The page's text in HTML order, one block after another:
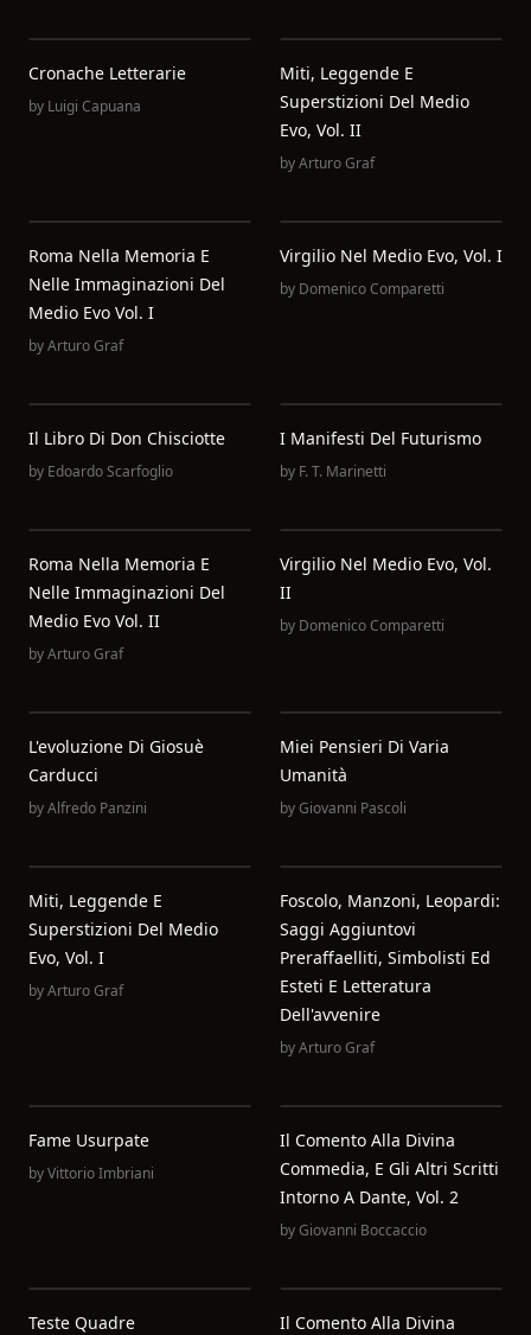
Cronache Letterarie
by Luigi Capuana
Miti, Leggende E
Superstizioni Del Medio
Evo, Vol. II
byArturo Graf
Roma Nella Memoria E
Nelle Immaginazioni Del
Medio Evo Vol. I
byArturo Graf
Virgilio Nel Medio Evo, Vol. I
by Domenico Comparetti
Il Libro Di Don Chisciotte
by Edoardo Scarfoglio
I Manifesti Del Futurismo
by F. T. Marinetti
Roma Nella Memoria E
Nelle Immaginazioni Del
Medio Evo Vol. II
byArturo Graf
Virgilio Nel Medio Evo, Vol.
II
by Domenico Comparetti
L'evoluzione Di Giosuè
Carducci
byAlfredo Panzini
Miei Pensieri Di Varia
Umanità
byGiovanni Pascoli
Miti, Leggende E
Superstizioni Del Medio
Evo, Vol. I
byArturo Graf
Foscolo, Manzoni, Leopardi:
Saggi Aggiuntovi
Preraffaelliti, Simbolisti Ed
Esteti E Letteratura
Dell'avvenire
byArturo Graf
Fame Usurpate
byVittorio Imbriani
Il Comento Alla Divina
Commedia, E Gli Altri Scritti
Intorno A Dante, Vol. 2
byGiovanni Boccaccio
Teste Quadre
Il Comento Alla Divina